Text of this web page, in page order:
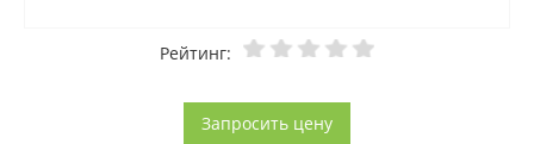
Рейтинг:
Запросить цену